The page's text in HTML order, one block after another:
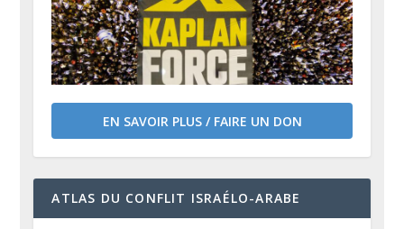
EN SAVOIR PLUS / FAIRE UN DON
ATLAS DU CONFLIT ISRAÉLO-ARABE